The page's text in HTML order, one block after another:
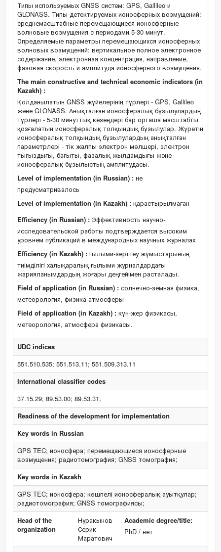
Типы используемых GNSS систем: GPS, Gallileo и
GLONASS. Типы детектируемых ионосферных возмущений:
среднемасштабные перемещающиеся ионосферные
волновые возмущения с периодами 5-30 минут.
Определяемые параметры перемещающихся ионосферных
волновых возмущений: вертикальное полное электронное
содержание, электронная концентрация, направление,
фазовая скорость и амплитуда ионосферного возмущения.
The main constructive and technical economic indicators (in
Kazakh) :
Қолданылатын GNSS жүйелерінің түрлері - GPS, Gallileo
және GLONASS. Анықталған ионосфералық бұзылулардың
түрлері - 5-30 минуттық кезеңдері бар орташа масштабты
қозғалатын ионосфералық толқындық бұзылулар. Жүретін
ионосфералық толқындық бұзылулардың анықталған
параметрлері - тік жалпы электрон мөлшері, электрон
тығыздығы, бағыты, фазалық жылдамдығы және
ионосфералық бұзылыстың амплитудасы.
Level of implementation (in Russian) : не
предусматривалось
Level of implementation (in Kazakh) : қарастырылмаған
Efficiency (in Russian) : Эффективность научно-
исследовательской работы подтверждается высоким
уровнем публикаций в международных научных журналах
Efficiency (in Kazakh) :Ғылыми-зерттеу жұмыстарының
тиімділігі халықаралық ғылыми журналдардағы
жарияланымдардың жоғары деңгейімен расталады.
Field of application (in Russian) : солнечно-земная физика,
метеорология, физика атмосферы
Field of application (in Kazakh) : күн-жер физикасы,
метеорология, атмосфера физикасы.
UDC indices
551.510.535; 551.513.11; 551.509.313.11
International classifier codes
37.15.29; 89.53.00; 89.53.31;
Readiness of the development for implementation
Key words in Russian
GPS TEC; ионосфера; перемещающиеся ионосферные
возмущения; радиотомография; GNSS томография;
Key words in Kazakh
GPS TEC; ионосфера; көшпелі ионосфералық ауытқулар;
радиотомография; GNSS томографиясы;
Head of the
organization
Нуракынов
Серик
Маратович
Academic degree/title:
PhD / нет